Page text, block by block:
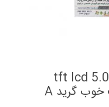
السیدی 5 اینچ با تاچ مقاومتی tft lcd 5.0